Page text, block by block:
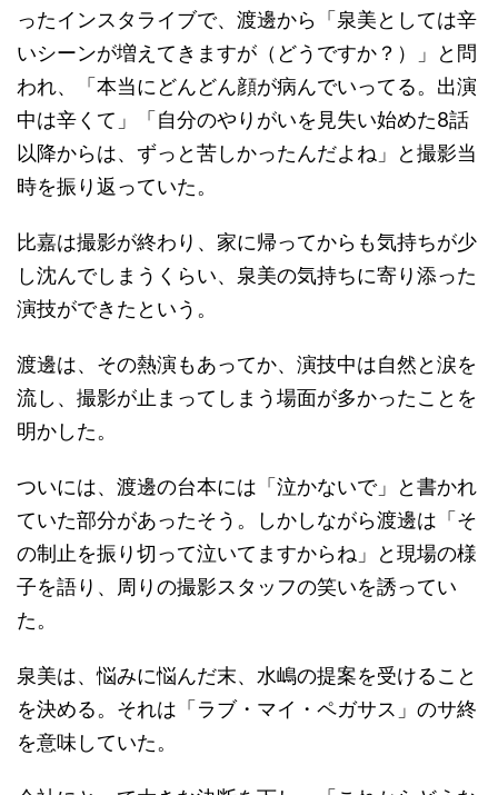
ったインスタライブで、渡邊から「泉美としては辛
いシーンが増えてきますが（どうですか？）」と問
われ、「本当にどんどん顔が病んでいってる。出演
中は辛くて」「自分のやりがいを見失い始めた8話
以降からは、ずっと苦しかったんだよね」と撮影当
時を振り返っていた。
比嘉は撮影が終わり、家に帰ってからも気持ちが少
し沈んでしまうくらい、泉美の気持ちに寄り添った
演技ができたという。
渡邊は、その熱演もあってか、演技中は自然と涙を
流し、撮影が止まってしまう場面が多かったことを
明かした。
ついには、渡邊の台本には「泣かないで」と書かれ
ていた部分があったそう。しかしながら渡邊は「そ
の制止を振り切って泣いてますからね」と現場の様
子を語り、周りの撮影スタッフの笑いを誘ってい
た。
泉美は、悩みに悩んだ末、水嶋の提案を受けること
を決める。それは「ラブ・マイ・ペガサス」のサ終
を意味していた。